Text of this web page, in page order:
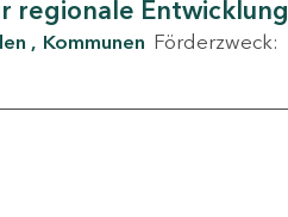
regionale Entwicklung
Kommunen Förderzweck: